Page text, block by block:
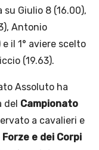
Giulio 8 (16.00),
Antonio
il 1° aviere scelto
(19.63).
Assoluto ha
del Campionato
a cavalieri e
e dei Corpi